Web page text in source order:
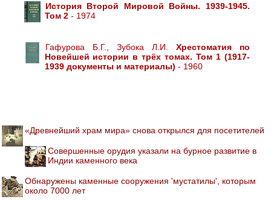
История Второй Мировой Войны. 1939-1945.
Том 2- 1974
Гафурова Б.Г., Зубока Л.И. Хрестоматия по
Новейшей истории в трёх томах. Том 1 (1917-
1939 документы и материалы) - 1960
«Древнейший храм мира» снова открылся для посетителей
Совершенные орудия указали на бурное развитие в
Индии каменного века
Обнаружены каменные сооружения 'мустатилы', которым
около 7000 лет